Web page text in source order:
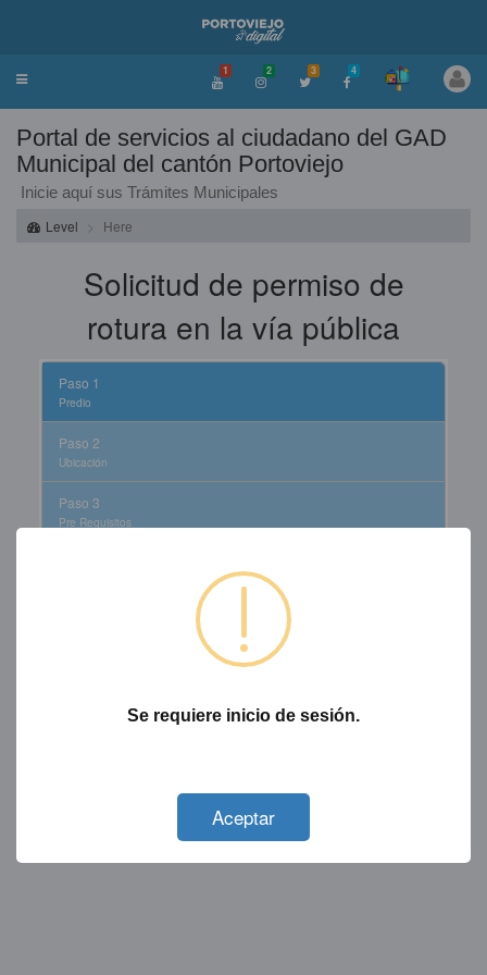
Toggle
1 2 3 4
Portal de servicios al ciudadano del GAD
Municipal del cantón Portoviejo
Inicie aquí sus Trámites Municipales
Level
Here
Solicitud de permiso de
rotura en la vía pública
Paso 1
Predio
Paso 2
Ubicación
Paso 3
Pre Requisitos
(Predio en el que usted realizará la rotura en la vía
Se requiere inicio de sesión.
Aceptar